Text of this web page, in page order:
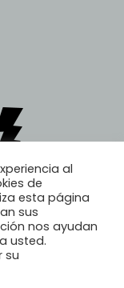
al
de
esta página
sus
nos ayudan
usted.
su